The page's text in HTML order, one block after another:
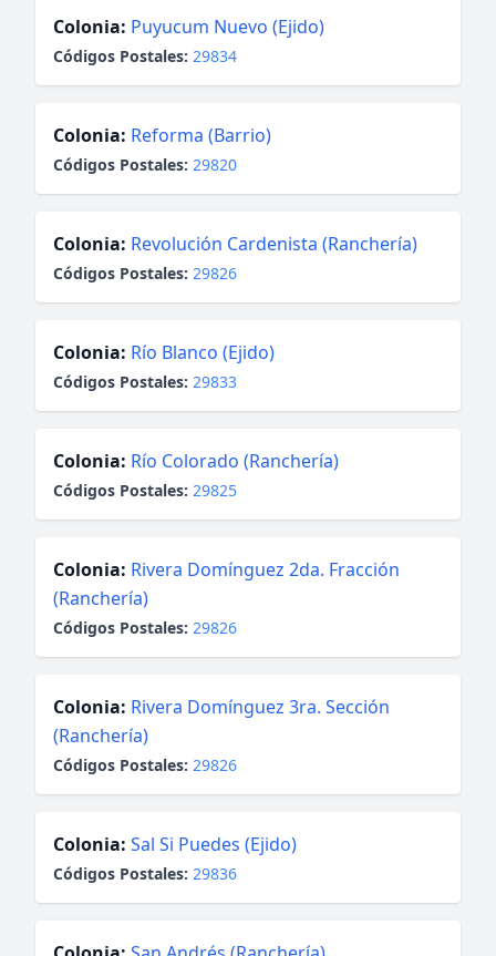
Colonia: Puyucum Nuevo (Ejido)
Códigos Postales: 29834
Colonia: Reforma (Barrio)
Códigos Postales: 29820
Colonia: Revolución Cardenista (Ranchería)
Códigos Postales: 29826
Colonia: Río Blanco (Ejido)
Códigos Postales: 29833
Colonia: Río Colorado (Ranchería)
Códigos Postales: 29825
Colonia: Rivera Domínguez 2da. Fracción
(Ranchería)
Códigos Postales: 29826
Colonia: Rivera Domínguez 3ra. Sección
(Ranchería)
Códigos Postales: 29826
Colonia: Sal Si Puedes (Ejido)
Códigos Postales: 29836